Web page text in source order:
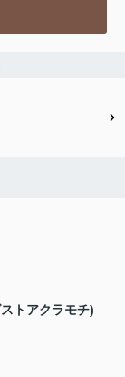
トアクラモチ)